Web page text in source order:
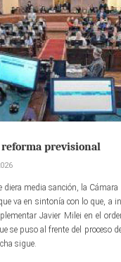
previsional
diera media sanción, la
va en sintonía con lo que, a
Javier Milei en el
se puso al frente del proceso
sigue.